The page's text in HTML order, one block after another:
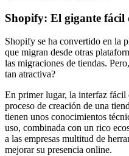
Shopify: El gigante fácil
Shopify se ha convertido en la
que migran desde otras
las migraciones de tiendas.
tan atractiva?
En primer lugar, la interfaz
proceso de creación de una
tienen unos conocimientos
uso, combinada con un rico
a las empresas multitud de
mejorar su presencia online.